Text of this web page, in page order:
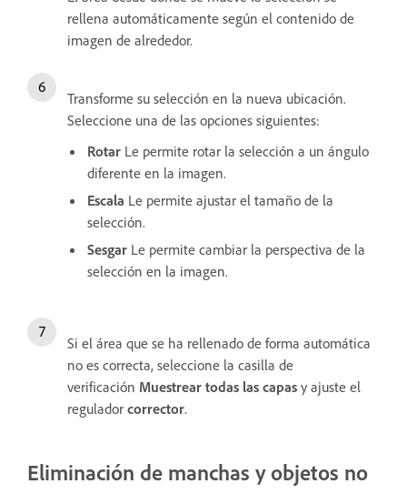
rellena automáticamente según el contenido de
imagen de alrededor.
Transforme su selección en la nueva ubicación.
Seleccione una de las opciones siguientes:
Rotar Le permite rotar la selección a un ángulo
diferente en la imagen.
Escala Le permite ajustar el tamaño de la
selección.
Sesgar Le permite cambiar la perspectiva de la
selección en la imagen.
Si el área que se ha rellenado de forma automática
no es correcta, seleccione la casilla de
verificación Muestrear todas las capas y ajuste el
regulador corrector.
Eliminación de manchas y objetos no